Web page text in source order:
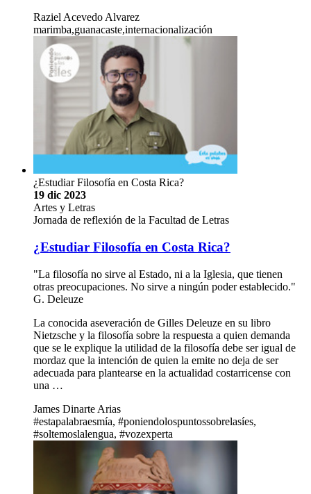
Raziel Acevedo Alvarez
marimba,guanacaste,internacionalización
¿Estudiar Filosofía en Costa Rica?
19 dic 2023
Artes y Letras
Jornada de reflexión de la Facultad de Letras
¿Estudiar Filosofía en Costa Rica?
"La filosofía no sirve al Estado, ni a la Iglesia, que tienen
otras preocupaciones. No sirve a ningún poder establecido."
G. Deleuze
La conocida aseveración de Gilles Deleuze en su libro
Nietzsche y la filosofía sobre la respuesta a quien demanda
que se le explique la utilidad de la filosofía debe ser igual de
mordaz que la intención de quien la emite no deja de ser
adecuada para plantearse en la actualidad costarricense con
una …
James Dinarte Arias
#estapalabraesmía, #poniendolospuntossobrelasíes,
#soltemoslalengua, #vozexperta